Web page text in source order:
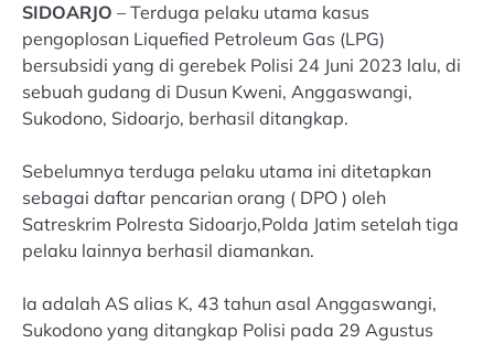
SIDOARJO – Terduga pelaku utama kasus
pengoplosan Liquefied Petroleum Gas (LPG)
bersubsidi yang di gerebek Polisi 24 Juni 2023 lalu, di
sebuah gudang di Dusun Kweni, Anggaswangi,
Sukodono, Sidoarjo, berhasil ditangkap.
Sebelumnya terduga pelaku utama ini ditetapkan
sebagai daftar pencarian orang ( DPO ) oleh
Satreskrim Polresta Sidoarjo,Polda Jatim setelah tiga
pelaku lainnya berhasil diamankan.
Ia adalah AS alias K, 43 tahun asal Anggaswangi,
Sukodono yang ditangkap Polisi pada 29 Agustus